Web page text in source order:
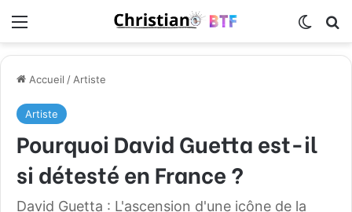
Accueil / Artiste
Artiste
Pourquoi David Guetta est-il
si détesté en France ?
David Guetta : L'ascension d'une icône de la